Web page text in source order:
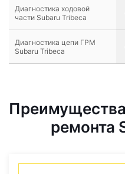
Диагностика ходовой
части Subaru Tribeca
Диагностика цепи ГРМ
Subaru Tribeca
ремонта